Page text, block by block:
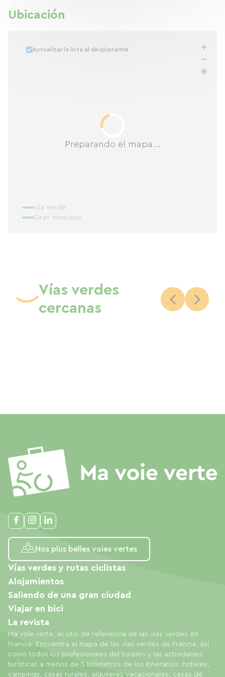
Ubicación
Preparando el mapa...
Actualizar la lista al desplazarme
Vía verde
Gran itinerario
Vías verdes
cercanas
Nos plus belles voies vertes
Ma voie verte, el sitio de referencia de las vías verdes en
Francia. Encuentra el mapa de las vías verdes de Francia, así
como todos los profesionales del turismo y las actividades
turísticas a menos de 5 kilómetros de los itinerarios: hoteles,
campings, casas rurales, alquileres vacacionales, casas de
Vías verdes y rutas ciclistas
Alojamientos
Saliendo de una gran ciudad
Viajar en bici
La revista